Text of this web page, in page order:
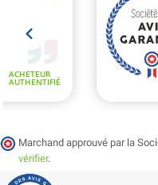
Marchand approuvé par la
vérifier.